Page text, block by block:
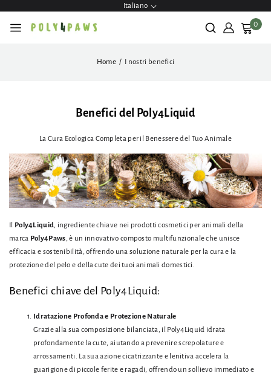
Italiano
0
Home I nostri benefici
Benefici del Poly4Liquid
La Cura Ecologica Completa per il Benessere del Tuo Animale
Il Poly4Liquid, ingrediente chiave nei prodotti cosmetici per animali della
marca Poly4Paws, è un innovativo composto multifunzionale che unisce
efficacia e sostenibilità, offrendo una soluzione naturale per la cura e la
protezione del pelo e della cute dei tuoi animali domestici.
Benefici chiave del Poly4Liquid:
Idratazione Profonda e Protezione Naturale
Grazie alla sua composizione bilanciata, il Poly4Liquid idrata
profondamente la cute, aiutando a prevenire screpolature e
arrossamenti. La sua azione cicatrizzante e lenitiva accelera la
guarigione di piccole ferite e ragadi, offrendo un sollievo immediato e